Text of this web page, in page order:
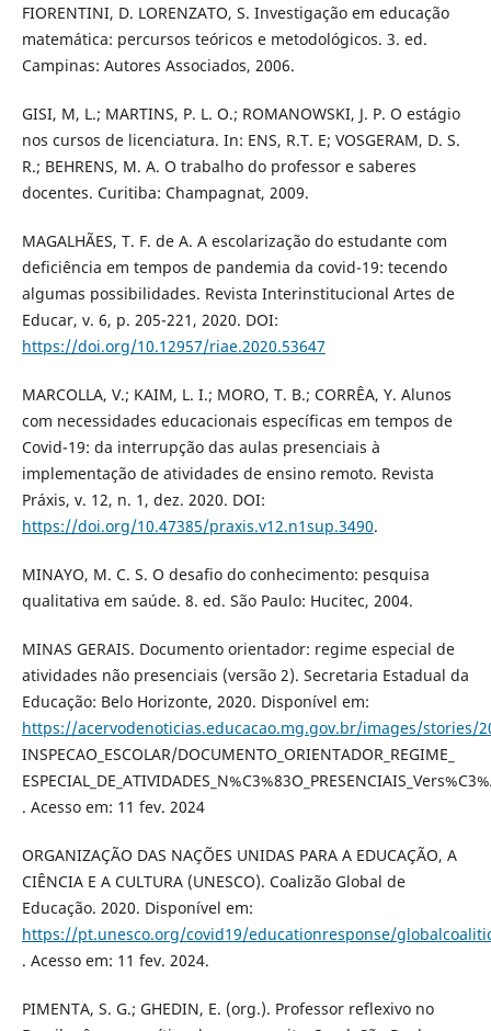
FIORENTINI, D. LORENZATO, S. Investigação em educação
matemática: percursos teóricos e metodológicos. 3. ed.
Campinas: Autores Associados, 2006.
GISI, M, L.; MARTINS, P. L. O.; ROMANOWSKI, J. P. O estágio
nos cursos de licenciatura. In: ENS, R.T. E; VOSGERAM, D. S.
R.; BEHRENS, M. A. O trabalho do professor e saberes
docentes. Curitiba: Champagnat, 2009.
MAGALHÃES, T. F. de A. A escolarização do estudante com
deficiência em tempos de pandemia da covid-19: tecendo
algumas possibilidades. Revista Interinstitucional Artes de
Educar, v. 6, p. 205-221, 2020. DOI:
https://doi.org/10.12957/riae.2020.53647
MARCOLLA, V.; KAIM, L. I.; MORO, T. B.; CORRÊA, Y. Alunos
com necessidades educacionais específicas em tempos de
Covid-19: da interrupção das aulas presenciais à
implementação de atividades de ensino remoto. Revista
Práxis, v. 12, n. 1, dez. 2020. DOI:
https://doi.org/10.47385/praxis.v12.n1sup.3490.
MINAYO, M. C. S. O desafio do conhecimento: pesquisa
qualitativa em saúde. 8. ed. São Paulo: Hucitec, 2004.
MINAS GERAIS. Documento orientador: regime especial de
atividades não presenciais (versão 2). Secretaria Estadual da
Educação: Belo Horizonte, 2020. Disponível em:
https://acervodenoticias.educacao.mg.gov.br/images/stories/
INSPECAO_ESCOLAR/DOCUMENTO_ORIENTADOR_REGIME_
. Acesso em: 11 fev. 2024
ORGANIZAÇÃO DAS NAÇÕES UNIDAS PARA A EDUCAÇÃO, A
CIÊNCIA E A CULTURA (UNESCO). Coalizão Global de
Educação. 2020. Disponível em:
https://pt.unesco.org/covid19/educationresponse/
. Acesso em: 11 fev. 2024.
PIMENTA, S. G.; GHEDIN, E. (org.). Professor reflexivo no